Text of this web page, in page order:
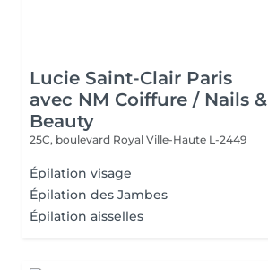
Lucie Saint-Clair Paris
avec NM Coiffure / Nails &
Beauty
25C, boulevard Royal Ville-Haute L-2449
Épilation visage
Épilation des Jambes
Épilation aisselles